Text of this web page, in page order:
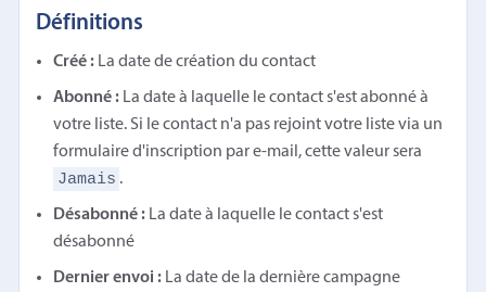
Définitions
Créé : La date de création du contact
Abonné : La date à laquelle le contact s'est abonné à
votre liste. Si le contact n'a pas rejoint votre liste via un
formulaire d'inscription par e-mail, cette valeur sera
Jamais .
Désabonné : La date à laquelle le contact s'est
désabonné
Dernier envoi : La date de la dernière campagne